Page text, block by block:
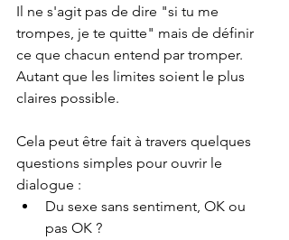
Il ne s'agit pas de dire "si tu me
trompes, je te quitte" mais de définir
ce que chacun entend par tromper.
Autant que les limites soient le plus
claires possible.
Cela peut être fait à travers quelques
questions simples pour ouvrir le
dialogue :
Du sexe sans sentiment, OK ou
pas OK ?